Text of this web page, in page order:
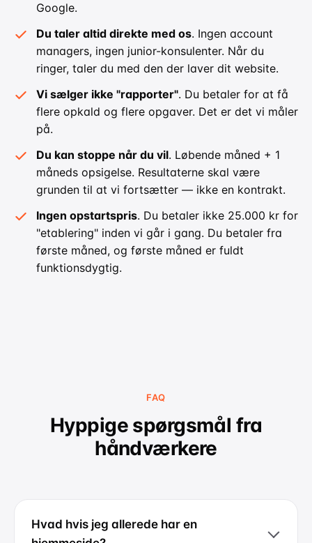
Google.
Du taler altid direkte med os. Ingen account
managers, ingen junior-konsulenter. Når du
ringer, taler du med den der laver dit website.
Vi sælger ikke "rapporter". Du betaler for at få
flere opkald og flere opgaver. Det er det vi måler
på.
Du kan stoppe når du vil. Løbende måned + 1
måneds opsigelse. Resultaterne skal være
grunden til at vi fortsætter — ikke en kontrakt.
Ingen opstartspris. Du betaler ikke 25.000 kr for
"etablering" inden vi går i gang. Du betaler fra
første måned, og første måned er fuldt
funktionsdygtig.
FAQ
Hyppige spørgsmål fra
håndværkere
Hvad hvis jeg allerede har en